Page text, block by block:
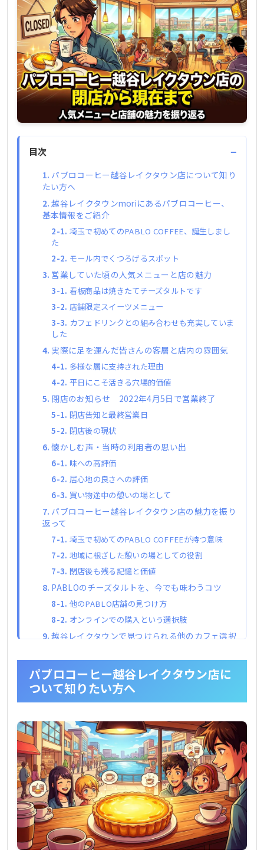
目次 −
パブロコーヒー越谷レイクタウン店について知り
たい方へ
越谷レイクタウンmoriにあるパブロコーヒー、
基本情報をご紹介
埼玉で初めてのPABLO COFFEE、誕生しまし
た
モール内でくつろげるスポット
営業していた頃の人気メニューと店の魅力
看板商品は焼きたてチーズタルトです
店舗限定スイーツメニュー
カフェドリンクとの組み合わせも充実していま
した
実際に足を運んだ皆さんの客層と店内の雰囲気
多様な層に支持された理由
平日にこそ活きる穴場的価値
閉店のお知らせ 2022年4月5日で営業終了
閉店告知と最終営業日
閉店後の現状
懐かしむ声・当時の利用者の思い出
味への高評価
居心地の良さへの評価
買い物途中の憩いの場として
パブロコーヒー越谷レイクタウン店の魅力を振り
返って
埼玉で初めてのPABLO COFFEEが持つ意味
地域に根ざした憩いの場としての役割
閉店後も残る記憶と価値
PABLOのチーズタルトを、今でも味わうコツ
他のPABLO店舗の見つけ方
オンラインでの購入という選択肢
越谷レイクタウンで見つけられる他のカフェ選択
代わりに楽しめるカフェスポット
新しいお気に入りを見つける楽しみ
チーズタルトブームと専門店の歩み
専門店ビジネスの難しさ
まとめ：パブロコーヒー越谷レイクタウン店が
遺したもの
パブロコーヒー越谷レイクタウン店に
ついて知りたい方へ